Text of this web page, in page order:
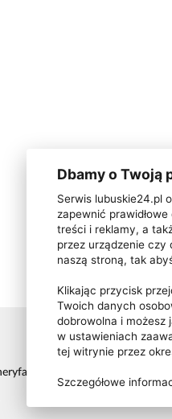
– NaTeneryfie.pl
Dbamy o Twoją
Serwis lubuskie24.pl
zapewnić
treści i reklamy, a
przez urządzenie czy
naszą stroną, tak
Klikając przycisk
Twoich danych
dobrowolna i możesz
w ustawieniach
tej witrynie przez
Szczegółowe